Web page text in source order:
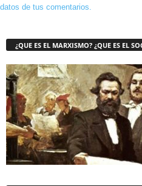
datos de tus comentarios.
¿QUE ES EL MARXISMO? ¿QUE ES EL